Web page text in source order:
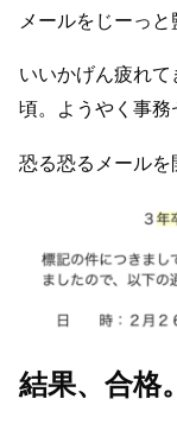
メールをじーっと
いいかげん疲れて
頃。ようやく事務
恐る恐るメールを
結果、合格。